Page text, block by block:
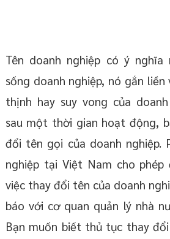
Tên doanh nghiệp có ý
sống doanh nghiệp, nó gắn
thịnh hay suy vong của
sau một thời gian hoạt động,
đổi tên gọi của doanh nghiệp.
nghiệp tại Việt Nam cho phép
việc thay đổi tên của doanh
báo với cơ quan quản lý nhà
Bạn muốn biết thủ tục thay